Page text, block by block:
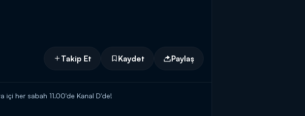
Takip Et Kaydet Paylaş
içi her sabah 11.00'de Kanal D'de!